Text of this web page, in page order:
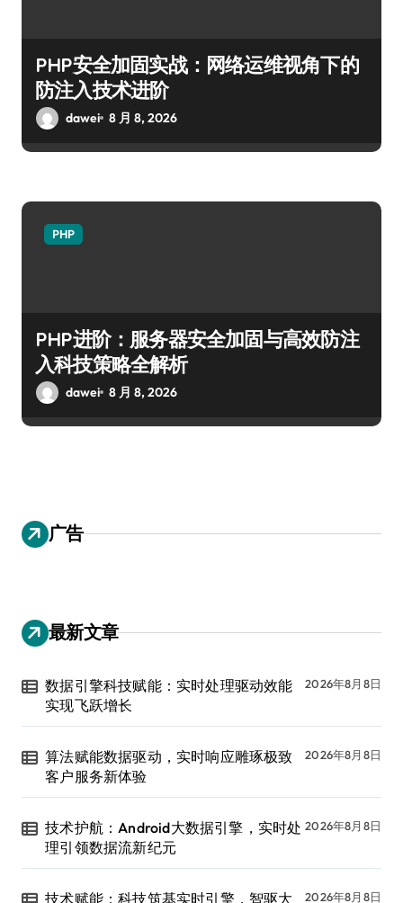
PHP安全加固实战：网络运维视角下的
防注入技术进阶
dawei 8 月 8, 2026
PHP
PHP进阶：服务器安全加固与高效防注
入科技策略全解析
dawei 8 月 8, 2026
广告
最新文章
数据引擎科技赋能：实时处理驱动效能
实现飞跃增长
2026年8月8日
算法赋能数据驱动，实时响应雕琢极致
客户服务新体验
2026年8月8日
技术护航：Android大数据引擎，实时处
理引领数据流新纪元
2026年8月8日
技术赋能：科技筑基实时引擎，智驱大 2026年8月8日